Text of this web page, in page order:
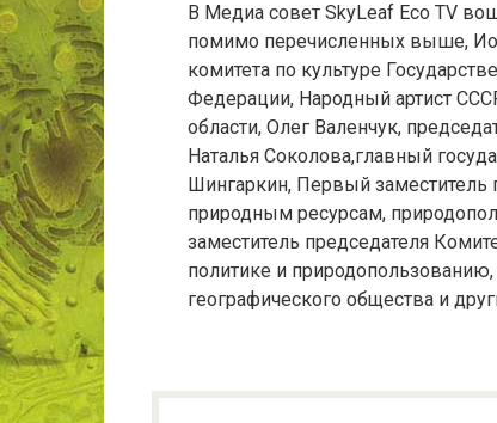
В Медиа совет SkyLeaf Eco TV
помимо перечисленных выше,
комитета по культуре
Федерации, Народный артист
области, Олег Валенчук,
Наталья Соколова,главный
Шингаркин, Первый заместитель
природным ресурсам,
заместитель председателя
политике и
географического общества и